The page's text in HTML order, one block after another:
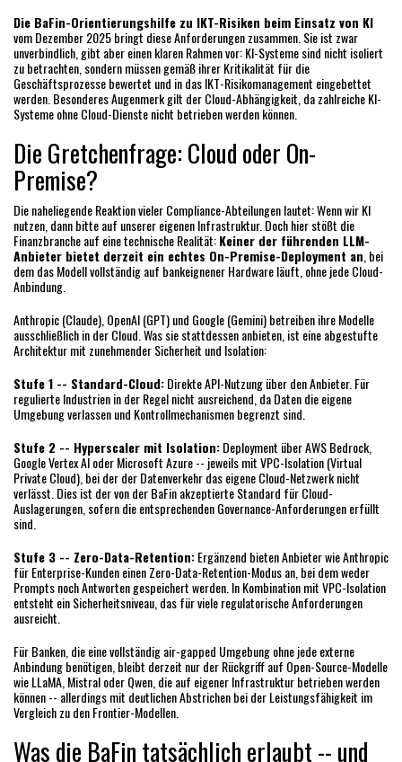
Die BaFin-Orientierungshilfe zu IKT-Risiken beim Einsatz von KI
vom Dezember 2025 bringt diese Anforderungen zusammen. Sie ist zwar
unverbindlich, gibt aber einen klaren Rahmen vor: KI-Systeme sind nicht isoliert
zu betrachten, sondern müssen gemäß ihrer Kritikalität für die
Geschäftsprozesse bewertet und in das IKT-Risikomanagement eingebettet
werden. Besonderes Augenmerk gilt der Cloud-Abhängigkeit, da zahlreiche KI-
Systeme ohne Cloud-Dienste nicht betrieben werden können.
Die Gretchenfrage: Cloud oder On-
Premise?
Die naheliegende Reaktion vieler Compliance-Abteilungen lautet: Wenn wir KI
nutzen, dann bitte auf unserer eigenen Infrastruktur. Doch hier stößt die
Finanzbranche auf eine technische Realität:Keiner der führenden LLM-
Anbieter bietet derzeit ein echtes On-Premise-Deployment an, bei
dem das Modell vollständig auf bankeignener Hardware läuft, ohne jede Cloud-
Anbindung.
Anthropic (Claude), OpenAI (GPT) und Google (Gemini) betreiben ihre Modelle
ausschließlich in der Cloud. Was sie stattdessen anbieten, ist eine abgestufte
Architektur mit zunehmender Sicherheit und Isolation:
Stufe 1 -- Standard-Cloud:Direkte API-Nutzung über den Anbieter. Für
regulierte Industrien in der Regel nicht ausreichend, da Daten die eigene
Umgebung verlassen und Kontrollmechanismen begrenzt sind.
Stufe 2 -- Hyperscaler mit Isolation:Deployment über AWS Bedrock,
Google Vertex AI oder Microsoft Azure -- jeweils mit VPC-Isolation (Virtual
Private Cloud), bei der der Datenverkehr das eigene Cloud-Netzwerk nicht
verlässt. Dies ist der von der BaFin akzeptierte Standard für Cloud-
Auslagerungen, sofern die entsprechenden Governance-Anforderungen erfüllt
sind.
Stufe 3 -- Zero-Data-Retention:Ergänzend bieten Anbieter wie Anthropic
für Enterprise-Kunden einen Zero-Data-Retention-Modus an, bei dem weder
Prompts noch Antworten gespeichert werden. In Kombination mit VPC-Isolation
entsteht ein Sicherheitsniveau, das für viele regulatorische Anforderungen
ausreicht.
Für Banken, die eine vollständig air-gapped Umgebung ohne jede externe
Anbindung benötigen, bleibt derzeit nur der Rückgriff auf Open-Source-Modelle
wie LLaMA, Mistral oder Qwen, die auf eigener Infrastruktur betrieben werden
können -- allerdings mit deutlichen Abstrichen bei der Leistungsfähigkeit im
Vergleich zu den Frontier-Modellen.
Was die BaFin tatsächlich erlaubt -- und